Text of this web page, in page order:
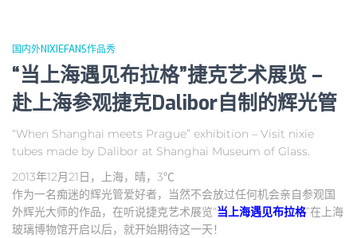
国内外NIXIEFANS作品秀
“当上海遇见布拉格”捷克艺术展览 –
赴上海参观捷克Dalibor自制的辉光管
“When Shanghai meets Prague” exhibition – Visit nixie
tubes made by Dalibor at Shanghai Museum of Glass.
2013年12月21日，上海，晴，3℃
作为一名痴迷的辉光管爱好者，当然不会放过任何机会亲自参观国
外辉光大师的作品，在听说捷克艺术展览“当上海遇见布拉格”在上海
玻璃博物馆开启以后，就开始期待这一天！